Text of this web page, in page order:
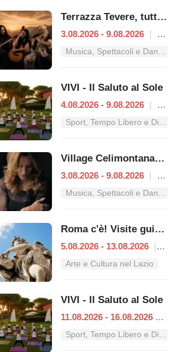
Terrazza Tevere, tutti i concerti dal 3 al 9 agosto
3.08.2026 - 9.08.2026 |
Musica, Spettacoli e Danza nel Lazio
VIVI - Il Saluto al Sole
4.08.2026 - 9.08.2026 |
Sport, Tempo Libero e Divertimento nel Lazio
Village Celimontana: gli appuntamenti dal 3 al 9 agosto
3.08.2026 - 9.08.2026 |
Musica, Spettacoli e Danza nel Lazio
Roma c'è! Visite guidate (anche per bambini) dal 5 al 13 agosto 2026
5.08.2026 - 13.08.2026 |
Arte e Cultura nel Lazio
VIVI - Il Saluto al Sole
11.08.2026 - 16.08.2026 |
Sport, Tempo Libero e Divertimento nel Lazio